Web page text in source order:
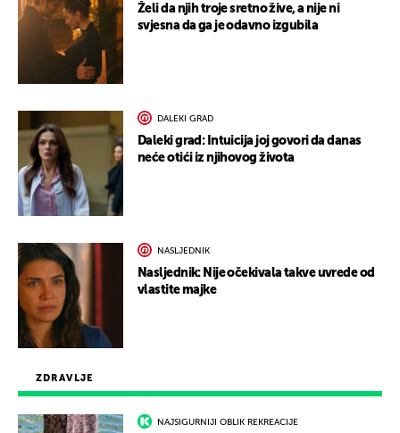
ZDRAVLJE
NAJSIGURNIJI OBLIK REKREACIJE
Želi da njih troje sretno žive, a nije ni
svjesna da ga je odavno izgubila
DALEKI GRAD
Daleki grad: Intuicija joj govori da danas
neće otići iz njihovog života
NASLJEDNIK
Nasljednik: Nije očekivala takve uvrede od
vlastite majke